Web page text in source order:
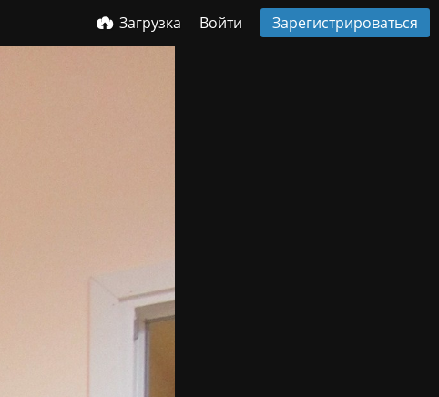
Загрузка Войти Зарегистрироваться